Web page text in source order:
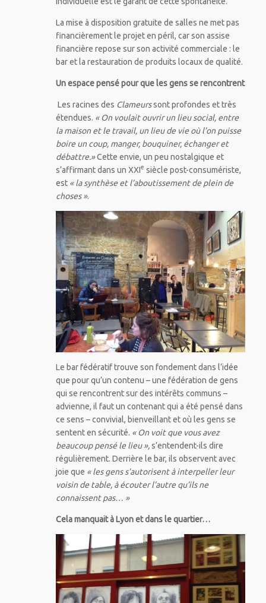
La mise à disposition gratuite de salles ne met pas
financièrement le projet en péril, car son assise
financière repose sur son activité commerciale : le
bar et la restauration de produits locaux de qualité.
Un espace pensé pour que les gens se rencontrent
Les racines des Clameurssont profondes et très
étendues. « On voulait ouvrir un lieu social, entre
la maison et le travail, un lieu de vie où l’on puisse
boire un coup, manger, bouquiner, échanger et
débattre.»Cette envie, un peu nostalgique et
s’affirmant dans un XXIe siècle post-consumériste,
est « la synthèse et l’aboutissement de plein de
choses ».
Le bar fédératif trouve son fondement dans l’idée
que pour qu’un contenu – une fédération de gens
qui se rencontrent sur des intérêts communs –
advienne, il faut un contenant qui a été pensé dans
ce sens – convivial, bienveillant et où les gens se
sentent en sécurité. « On voit que vous avez
beaucoup pensé le lieu »,s’entendent-ils dire
régulièrement. Derrière le bar, ils observent avec
joie que « les gens s’autorisent à interpeller leur
voisin de table, à écouter l’autre qu’ils ne
connaissent pas… »
Cela manquait à Lyon et dans le quartier…